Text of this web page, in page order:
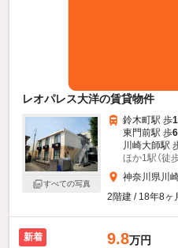
レオパレス大洋の賃貸物件
すべての写真
鈴木町駅 歩
東門前駅 歩6
川崎大師駅
ほか1駅（徒
神奈川県川
2階建 / 18年8ヶ
新着 9.8万円